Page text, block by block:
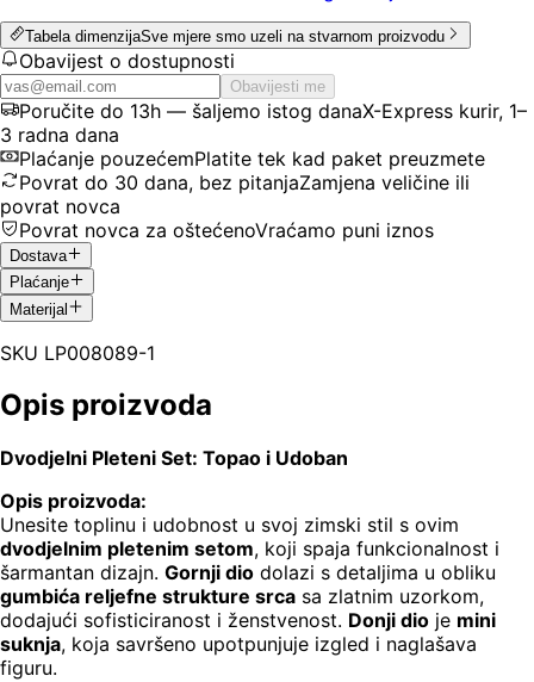
Tabela dimenzijaSve mjere smo uzeli na stvarnom proizvodu
Obavijest o dostupnosti
Obavijesti me
Poručite do 13h — šaljemo istog danaX-Express kurir, 1–
3 radna dana
Plaćanje pouzećemPlatite tek kad paket preuzmete
Povrat do 30 dana, bez pitanjaZamjena veličine ili
povrat novca
Povrat novca za oštećenoVraćamo puni iznos
Dostava
Plaćanje
Materijal
SKU LP008089-1
Opis proizvoda
Dvodjelni Pleteni Set: Topao i Udoban
Opis proizvoda:
Unesite toplinu i udobnost u svoj zimski stil s ovim
dvodjelnim pletenim setom, koji spaja funkcionalnost i
šarmantan dizajn. Gornji dio dolazi s detaljima u obliku
gumbića reljefne strukture srca sa zlatnim uzorkom,
dodajući sofisticiranost i ženstvenost. Donji dio je mini
suknja, koja savršeno upotpunjuje izgled i naglašava
figuru.